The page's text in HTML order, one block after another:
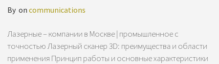
By on communications
Лазерные – компании в Москве | промышленное с
точностью Лазерный сканер 3D: преимущества и области
применения Принцип работы и основные характеристики